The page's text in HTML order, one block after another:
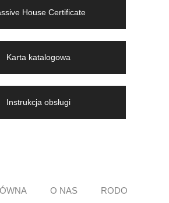
House Certificate
Karta katalogowa
Instrukcja obsługi
O NAS RODO